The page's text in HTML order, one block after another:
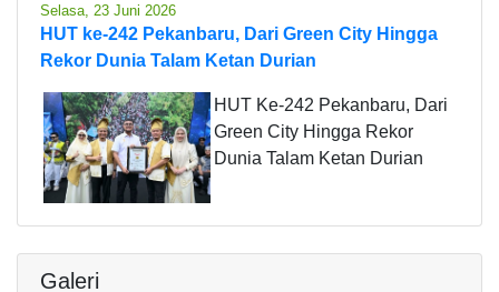
Selasa, 23 Juni 2026
HUT ke-242 Pekanbaru, Dari Green City Hingga
Rekor Dunia Talam Ketan Durian
HUT Ke-242 Pekanbaru, Dari
Green City Hingga Rekor
Dunia Talam Ketan Durian
Galeri